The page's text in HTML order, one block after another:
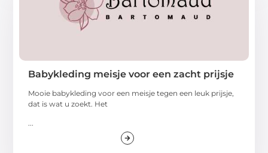
Babykleding meisje voor een zacht prijsje
Mooie babykleding voor een meisje tegen een leuk prijsje,
dat is wat u zoekt. Het